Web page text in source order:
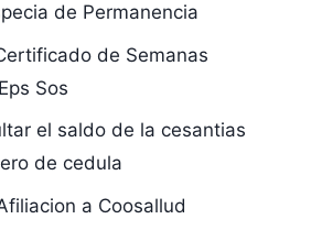
de Permanencia
de Semanas
Sos
el saldo de la cesantias
de cedula
a Coosallud